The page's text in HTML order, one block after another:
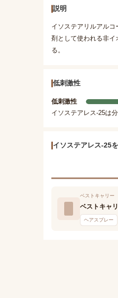
説明
イソステアリルアル
剤として使われる非
る。
低刺激性
低刺激性
イソステアレス-25は
イソステアレス-25
ベストキャリー
ベストキャ
ヘアスプレー